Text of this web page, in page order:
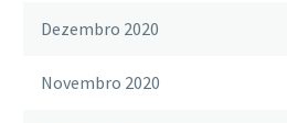
Dezembro 2020
Novembro 2020